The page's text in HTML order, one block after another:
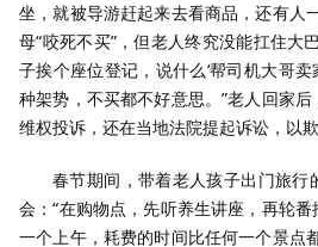
坐，就被导游赶起来去看商品，还有人
母“咬死不买”，但老人终究没能扛住大
子挨个座位登记，说什么‘帮司机大哥
种架势，不买都不好意思。”老人回家
维权投诉，还在当地法院提起诉讼，以
春节期间，带着老人孩子出门旅行
会：“在购物点，先听养生讲座，再轮
一个上午，耗费的时间比任何一个景点